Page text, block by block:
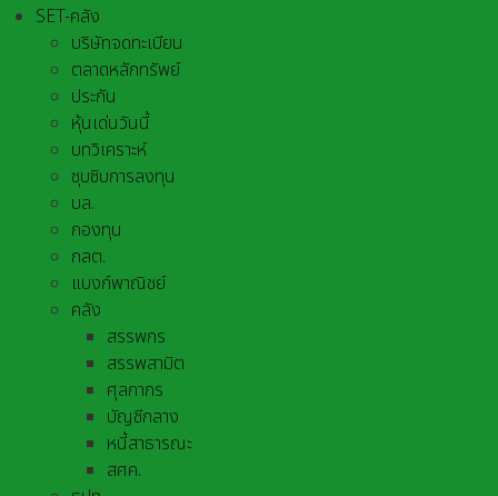
SET-คลัง
บริษัทจดทะเบียน
ตลาดหลักทรัพย์
ประกัน
หุ้นเด่นวันนี้
บทวิเคราะห์
ซุบซิบการลงทุน
บล.
กองทุน
กลต.
แบงก์พาณิชย์
คลัง
สรรพกร
สรรพสามิต
ศุลกากร
บัญชีกลาง
หนี้สาธารณะ
สศค.